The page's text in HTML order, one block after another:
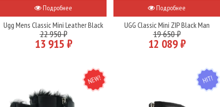
Подробнее
Ugg Mens Classic Mini Leather Black
22 950 ₽
13 915 ₽
Подробнее
UGG Classic Mini ZIP Black Man
19 650 ₽
12 089 ₽
NEW HIT